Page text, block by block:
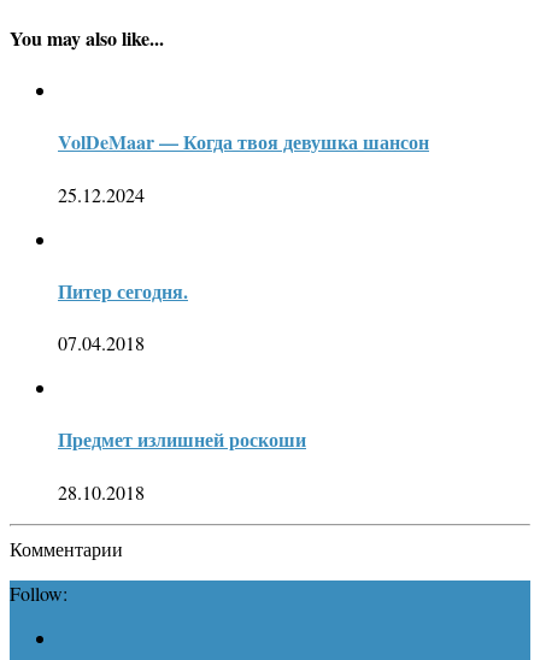
You may also like...
VolDeMaar — Когда твоя девушка шансон
25.12.2024
Питер сегодня.
07.04.2018
Предмет излишней роскоши
28.10.2018
Комментарии
Follow: